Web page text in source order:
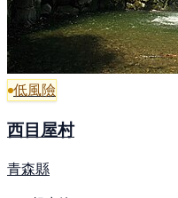
低風險
西目屋村
青森縣